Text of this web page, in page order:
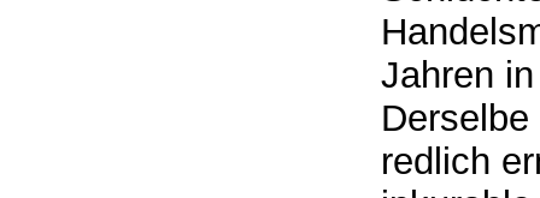
Jahren
redlich